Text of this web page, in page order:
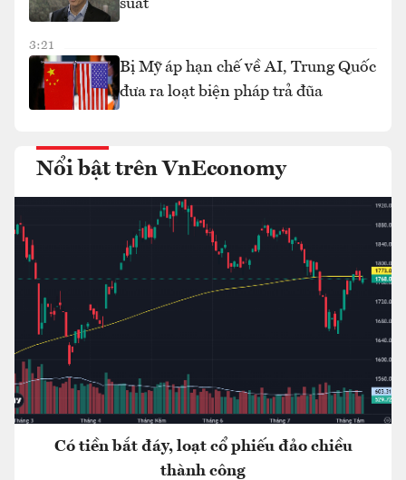
suất
3:21
Bị Mỹ áp hạn chế về AI, Trung Quốc
đưa ra loạt biện pháp trả đũa
Nổi bật trên VnEconomy
Có tiền bắt đáy, loạt cổ phiếu đảo chiều
thành công